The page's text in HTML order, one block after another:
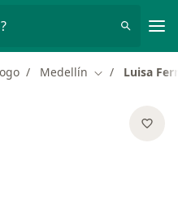
Medellín Cambiar de
Luisa